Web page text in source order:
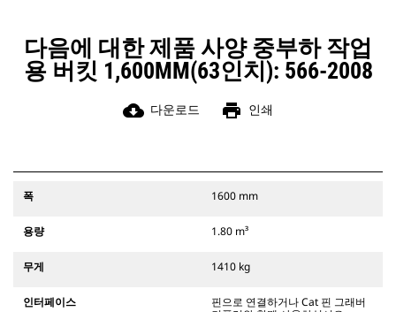
커플러의 보조 래치로부터 수신되는
가청 신호 및 가시 신호와 함께, 어탯
치먼트를 항상 운전자의 시선상에서
확보해야 합니다.
Cat 핀 그래버 커플러는 311-352 트랙
합니다.
CW 전용 커플러 계통과 호환되는 어
사용합니다. CW 전용 커플러에는 어
스타일 잠금 계통이 장착되어 있습니
CW 전용 커플러는 모든 트랙형 및 휠
다음에 대한 제품 사양 중부하 작업
용 버킷 1,600MM(63인치): 566-2008
cloud_download 다운로드 print 인쇄
폭 1600 mm
용량 1.80 m³
무게 1410 kg
인터페이스
핀으로 연결하거나 Cat 핀 그래버